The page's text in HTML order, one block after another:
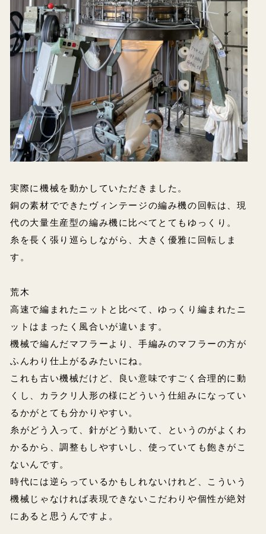
実際に機械を動かしていただきました。
銅の素材でできたヴィンテージの編み機の回転は、現
代の大量生産型の編み機に比べてとてもゆっくり。
糸を長く張り巡らしながら、大きく優雅に回転しま
す。
荒木
高速で編まれたニットと比べて、ゆっくり編まれたニ
ットはまったく風合いが違います。
機械で編んだマフラーより、手編みのマフラーの方が
ふんわり仕上がるみたいにね。
これも古い機械だけど、良い意味ですごく合理的に動
くし、カラクリ人形の様にどういう仕組みになってい
るかがとても分かりやすい。
糸がどう入って、針がどう動いて、というのがよくわ
かるから、調整もしやすいし、使っていても飽きがこ
ないんです。
時代には逆らっているかもしれないけれど、こういう
機械じゃなければ表現できないこだわりや個性が絶対
にあると思うんですよ。